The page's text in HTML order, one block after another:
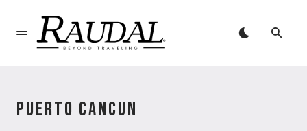
PUERTO CANCUN